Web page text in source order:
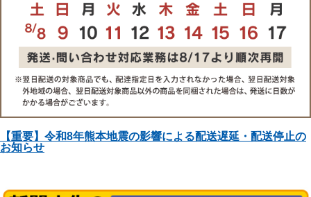
【重要】令和8年熊本地震の影響による配送遅延・配送停止の
お知らせ